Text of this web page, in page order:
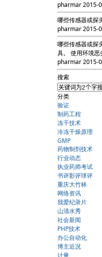
pharmar2015-
哪些传感器或探
pharmar2015-
哪些传感器或探
具。 使用环境恶
pharmar2015-
搜索
分类
验证
制药工程
冻干技术
冷冻干燥原理
GMP
药物制剂技术
行业动态
执业药师考试
书评影评球评
重庆大竹林
网络资讯
我爱纪录片
山清水秀
社会新闻
PHP技术
办公自动化
博主近况
计量